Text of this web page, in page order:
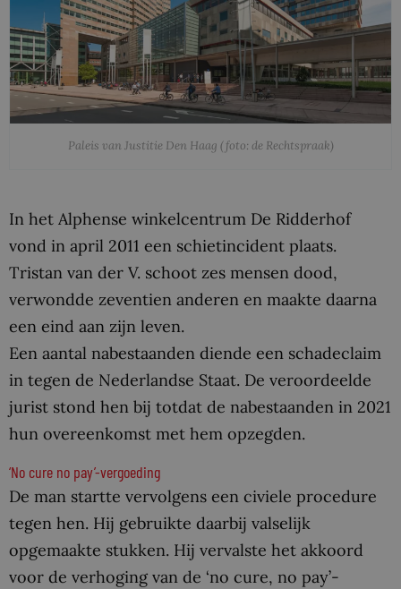
Paleis van Justitie Den Haag (foto: de Rechtspraak)
In het Alphense winkelcentrum De Ridderhof
vond in april 2011 een schietincident plaats.
Tristan van der V. schoot zes mensen dood,
verwondde zeventien anderen en maakte daarna
een eind aan zijn leven.
Een aantal nabestaanden diende een schadeclaim
in tegen de Nederlandse Staat. De veroordeelde
jurist stond hen bij totdat de nabestaanden in 2021
hun overeenkomst met hem opzegden.
‘No cure no pay’-vergoeding
De man startte vervolgens een civiele procedure
tegen hen. Hij gebruikte daarbij valselijk
opgemaakte stukken. Hij vervalste het akkoord
voor de verhoging van de ‘no cure, no pay’-